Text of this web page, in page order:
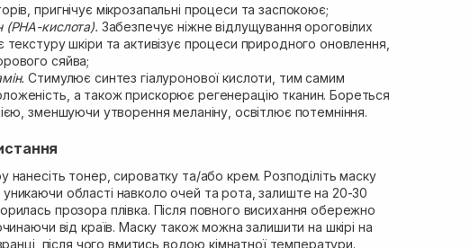
пригнічує мікрозапальні процеси та заспокоює;
(PHA-кислота). Забезпечує ніжне відлущування ороговілих
текстуру шкіри та активізує процеси природного оновлення,
сяйва;
Стимулює синтез гіалуронової кислоти, тим самим
а також прискорює регенерацію тканин. Бореться
зменшуючи утворення меланіну, освітлює потемніння.
нанесіть тонер, сироватку та/або крем. Розподіліть маску
області навколо очей та рота, залиште на 20-30
прозора плівка. Після повного висихання обережно
від країв. Маску також можна залишити на шкірі на
після чого вмитись водою кімнатної температури.